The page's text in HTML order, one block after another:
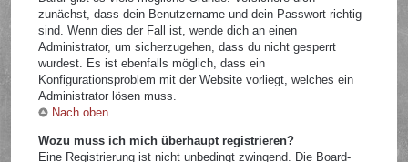
zunächst, dass dein Benutzername und dein Passwort richtig
sind. Wenn dies der Fall ist, wende dich an einen
Administrator, um sicherzugehen, dass du nicht gesperrt
wurdest. Es ist ebenfalls möglich, dass ein
Konfigurationsproblem mit der Website vorliegt, welches ein
Administrator lösen muss.
Nach oben
Wozu muss ich mich überhaupt registrieren?
Eine Registrierung ist nicht unbedingt zwingend. Die Board-